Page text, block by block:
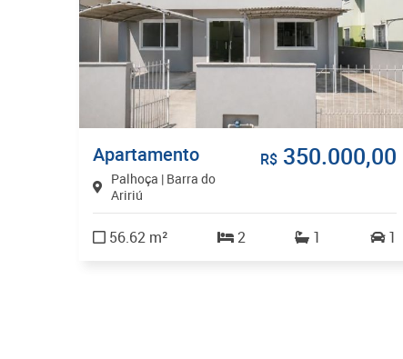
Apartamento
Palhoça | Barra do
Aririú
R$ 350.000,00
56.62 m² 2 1 1